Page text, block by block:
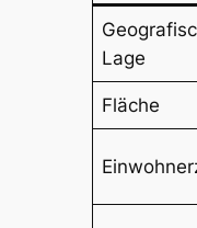
Lage
Fläche